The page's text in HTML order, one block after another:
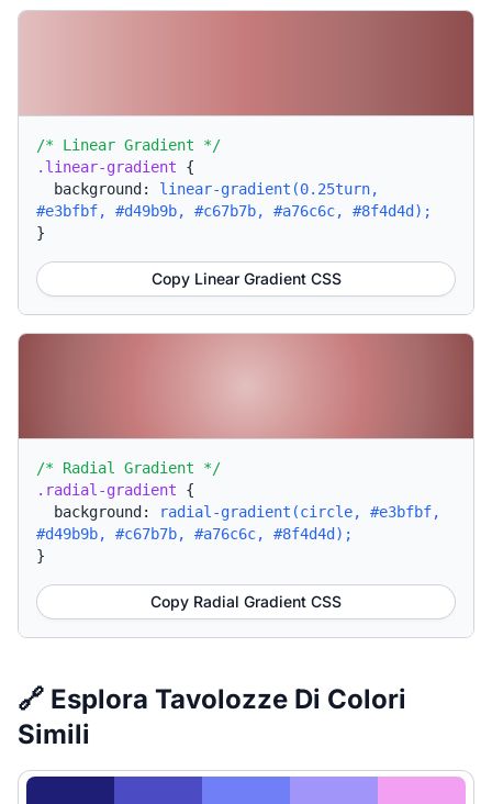
/* Linear Gradient */
.linear-gradient {
background: linear-gradient(0.25turn,
#e3bfbf, #d49b9b, #c67b7b, #a76c6c, #8f4d4d);
}
Copy Linear Gradient CSS
/* Radial Gradient */
.radial-gradient {
background:
radial-gradient(circle, #e3bfbf,
#d49b9b, #c67b7b, #a76c6c, #8f4d4d);
}
Copy Radial Gradient CSS
🔗 Esplora Tavolozze Di Colori
Simili